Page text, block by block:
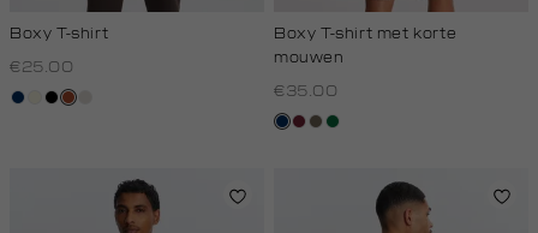
Boxy T-shirt
€25.00
donkerblauw
wit,zwart
bruin
Boxy T-shirt met korte
mouwen
€35.00
donkerblauw
bordeaux
lichtbruin
donkergroen